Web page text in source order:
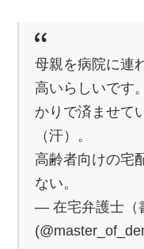
母親を病院に連
高いらしいです
かりで済ませて
（汗）。
高齢者向けの宅
ない。
— 在宅弁護士（